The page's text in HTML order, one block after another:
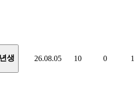
생 26.08.05 10 0 1